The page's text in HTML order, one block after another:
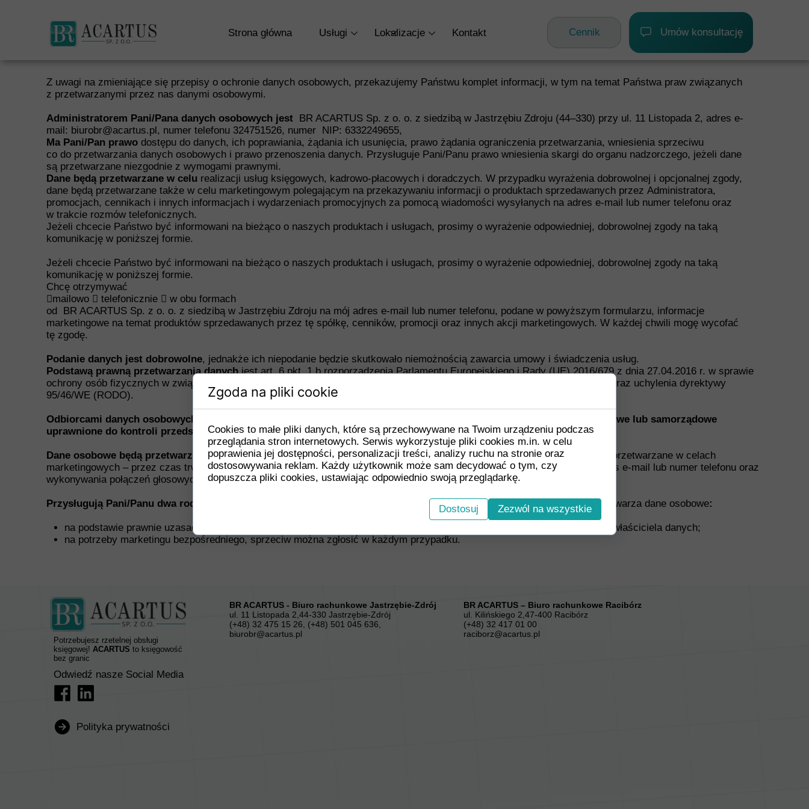
Strona główna Usługi
Księgowość
Doradztwo Podatkowe
Lokalizacje
Racibórz
Kontakt Cennik Umów konsultację
ROZLICZENIA ZAGRANICZNE
ZAŁOŻENIE FIRMY
DOFINANSOWANIA
Z uwagi na zmieniające się przepisy o ochronie danych osobowych, przekazujemy Państwu komplet informacji, w tym na temat Państwa praw związanych
z przetwarzanymi przez nas danymi osobowymi.
Administratorem Pani/Pana danych osobowych jest BR ACARTUS Sp. z o. o. z siedzibą w Jastrzębiu Zdroju (44–330) przy ul. 11 Listopada 2, adres e-
mail: biurobr@acartus.pl, numer telefonu 324751526, numer NIP: 6332249655,
Ma Pani/Pan prawo dostępu do danych, ich poprawiania, żądania ich usunięcia, prawo żądania ograniczenia przetwarzania, wniesienia sprzeciwu
co do przetwarzania danych osobowych i prawo przenoszenia danych. Przysługuje Pani/Panu prawo wniesienia skargi do organu nadzorczego, jeżeli dane
są przetwarzane niezgodnie z wymogami prawnymi.
Dane będą przetwarzane w celu realizacji usług księgowych, kadrowo-płacowych i doradczych. W przypadku wyrażenia dobrowolnej i opcjonalnej zgody,
dane będą przetwarzane także w celu marketingowym polegającym na przekazywaniu informacji o produktach sprzedawanych przez Administratora,
promocjach, cennikach i innych informacjach i wydarzeniach promocyjnych za pomocą wiadomości wysyłanych na adres e-mail lub numer telefonu oraz
w trakcie rozmów telefonicznych.
Jeżeli chcecie Państwo być informowani na bieżąco o naszych produktach i usługach, prosimy o wyrażenie odpowiedniej, dobrowolnej zgody na taką
komunikację w poniższej formie.
Jeżeli chcecie Państwo być informowani na bieżąco o naszych produktach i usługach, prosimy o wyrażenie odpowiedniej, dobrowolnej zgody na taką
komunikację w poniższej formie.
Chcę otrzymywać
mailowo  telefonicznie  w obu formach
od BR ACARTUS Sp. z o. o. z siedzibą w Jastrzębiu Zdroju na mój adres e-mail lub numer telefonu, podane w powyższym formularzu, informacje
marketingowe na temat produktów sprzedawanych przez tę spółkę, cenników, promocji oraz innych akcji marketingowych. W każdej chwili mogę wycofać
tę zgodę.
Podanie danych jest dobrowolne, jednakże ich niepodanie będzie skutkowało niemożnością zawarcia umowy i świadczenia usług.
Podstawą prawną przetwarzania danychjest art. 6 pkt. 1 b rozporządzenia Parlamentu Europejskiego i Rady (UE) 2016/679 z dnia 27.04.2016 r. w sprawie
ochrony osób fizycznych w związku z przetwarzaniem danych osobowych i w sprawie swobodnego przepływu takich danych oraz uchylenia dyrektywy
95/46/WE (RODO).
Odbiorcami danych osobowych będą: urzędy skarbowe, Zakład Ubezpieczeń Społecznych oraz inne instytucje państwowe lub samorządowe
uprawnione do kontroli przedsiębiorców.
Dane osobowe będą przetwarzane przez okres trwania umowy i przez okres 10 lat od zakończenia współpracy
, a dane przetwarzane w celach
marketingowych – przez czas trwania tych działań lub do czasu odwołania zgody na wysyłanie wiadomości na wskazany adres e-mail lub numer telefonu oraz
wykonywania połączeń głosowych na numer telefonu.
Przysługują Pani/Panu dwa rodzaje prawa sprzeciwu wobec przetwarzania danych osobowych , jeżeli administrator przetwarza dane osobowe:
na podstawie prawnie uzasadnionych interesów, sprzeciw można zgłosić z przyczyn związanych ze szczególną sytuacją właściciela danych;
na potrzeby marketingu bezpośredniego, sprzeciw można zgłosić w każdym przypadku.
Polityka prywatności
Potrzebujesz rzetelnej obsługi
księgowej! ACARTUS to księgowość
bez granic
BR ACARTUS - Biuro rachunkowe Jastrzębie-Zdrój
ul. 11 Listopada 2,44-330 Jastrzębie-Zdrój
(+48) 32 475 15 26, (+48) 501 045 636,
biurobr@acartus.pl
BR ACARTUS – Biuro rachunkowe Racibórz
ul. Kilińskiego 2,47-400 Racibórz
(+48) 32 417 01 00
raciborz@acartus.pl
Odwiedź nasze Social Media
Zgoda na pliki cookie
Cookies to małe pliki danych, które są przechowywane na Twoim urządzeniu podczas
przeglądania stron internetowych. Serwis wykorzystuje pliki cookies m.in. w celu
poprawienia jej dostępności, personalizacji treści, analizy ruchu na stronie oraz
dostosowywania reklam. Każdy użytkownik może sam decydować o tym, czy
dopuszcza pliki cookies, ustawiając odpowiednio swoją przeglądarkę.
Dostosuj Zezwól na wszystkie